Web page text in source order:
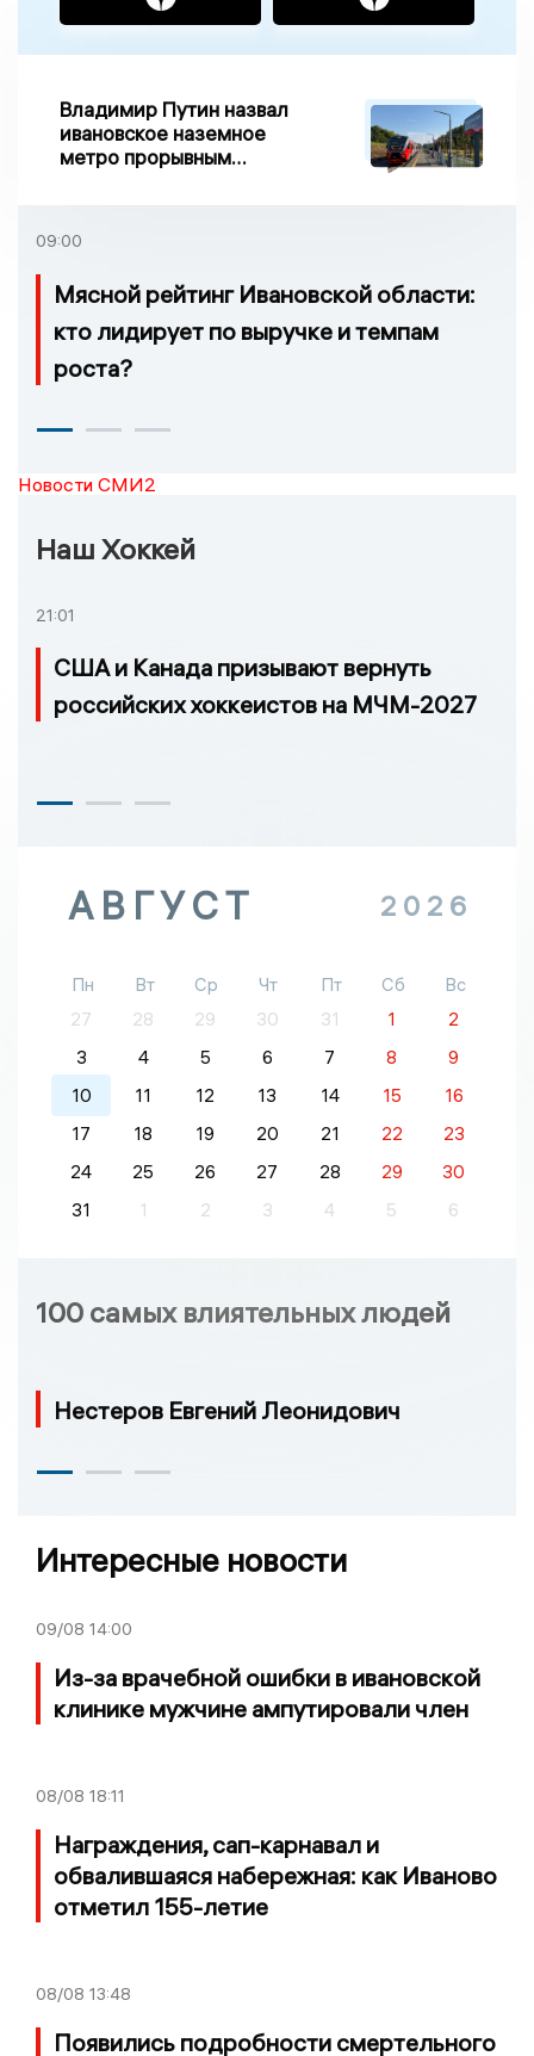
Владимир Путин назвал
ивановское наземное
метро прорывным
09:00
Мясной рейтинг Ивановской области:
кто лидирует по выручке и темпам
роста?
Новости СМИ2
Наш Хоккей
21:01
США и Канада призывают вернуть
российских хоккеистов на МЧМ-2027
АВГУСТ 2026
Пн Вт Ср Чт Пт Сб
Вс
27
28 29 30 31 1
2
3
4 5 6 7 8
9
10
11 12 13 14 15
16
17
18 19 20 21 22
23
24
25 26 27 28 29
30
31
1 2 3 4 5 6
100 самых влиятельных людей
Нестеров Евгений Леонидович
Интересные новости
09/08 14:00
Из-за врачебной ошибки в ивановской
клинике мужчине ампутировали член
08/08 18:11
Награждения, сап-карнавал и
обвалившаяся набережная: как Иваново
отметил 155-летие
08/08 13:48
Появились подробности смертельного